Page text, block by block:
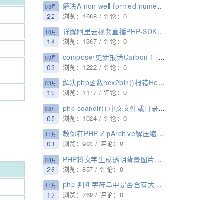
03月
22
解决A non well formed numeric value encountered
浏览：1668 / 评论：0
10月
14
详解阿里云视频直播PHP-SDK接入教程
浏览：1367 / 评论：0
09月
03
composer更新报错Carbon 1 is deprecated, see how to migrate to Carbon 2
浏览：1222 / 评论：0
03月
19
解决php函数hex2bin()报错Hexadecimal input string must have an even length
浏览：1177 / 评论：0
08月
05
php scandir() 中文文件或目录出现乱码的解决方法
浏览：1024 / 评论：0
11月
01
教你在PHP ZipArchive解压缩时，去掉zip包里的多余目录层级
浏览：903 / 评论：0
08月
26
PHP将文字生成透明背景图片代码
浏览：857 / 评论：0
11月
17
php 判断字符串中是否含有大写字母的方法
浏览：769 / 评论：0